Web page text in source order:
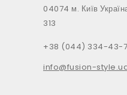
04074 м. Київ
313
+38 (044) 334-43-
info@fusion-